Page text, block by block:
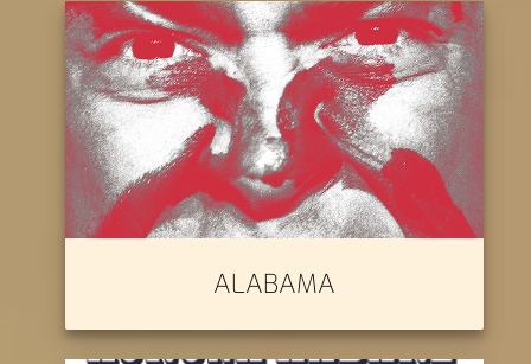
ALABAMA